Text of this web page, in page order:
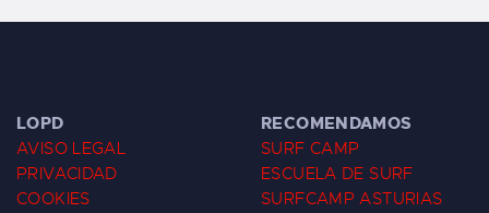
LOPD
AVISO LEGAL
PRIVACIDAD
COOKIES
RECOMENDAMOS
SURF CAMP
ESCUELA DE SURF
SURFCAMP ASTURIAS